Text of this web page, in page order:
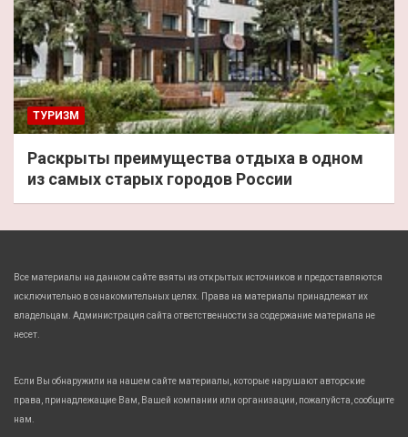
ТУРИЗМ
Раскрыты преимущества отдыха в одном
из самых старых городов России
Все материалы на данном сайте взяты из открытых источников и предоставляются
исключительно в ознакомительных целях. Права на материалы принадлежат их
владельцам. Администрация сайта ответственности за содержание материала не
несет.
Если Вы обнаружили на нашем сайте материалы, которые нарушают авторские
права, принадлежащие Вам, Вашей компании или организации, пожалуйста, сообщите
нам.